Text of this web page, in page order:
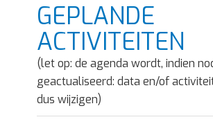
GEPLANDE
ACTIVITEITEN
(let op: de agenda wordt, indien
geactualiseerd: data en/of
dus wijzigen)